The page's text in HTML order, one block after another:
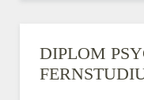
DIPLOM